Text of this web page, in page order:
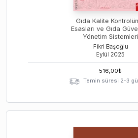
Gıda Kalite
Esasları ve Gıda
Yönetim Sistemleri
Fikri Başoğlu
Eylül 2025
516,00₺
Temin süresi 2-3